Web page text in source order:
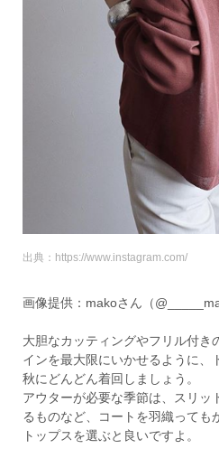
出典：https://www.instagram.com/
画像提供：makoさん（
大胆なカッティングやフリル付き
インを最大限にいかせるように、
秋にどんどん着回しましょう。
アウターが必要な季節は、スリッ
るものなど、コートを羽織っても
トップスを選ぶと良いですよ。